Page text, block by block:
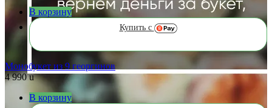
В корзину
Купить с
Монобукет из 9 георгинов
4 990 u
В корзину